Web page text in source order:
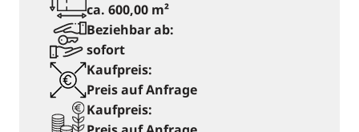
ca. 600,00 m²
Beziehbar ab:
sofort
Kaufpreis:
Preis auf Anfrage
Kaufpreis: